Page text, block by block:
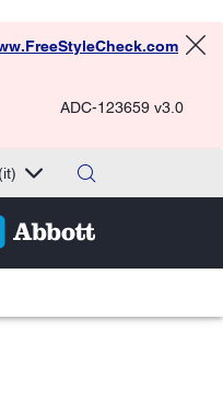
ADC-123659 v3.0
(it)